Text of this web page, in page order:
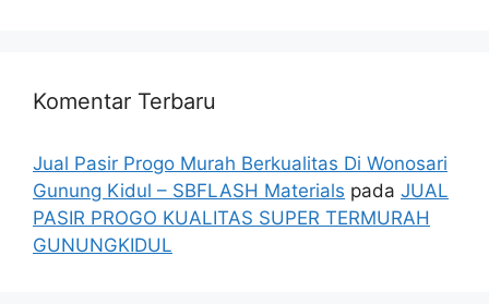
Komentar Terbaru
Jual Pasir Progo Murah Berkualitas Di Wonosari
Gunung Kidul – SBFLASH Materials pada JUAL
PASIR PROGO KUALITAS SUPER TERMURAH
GUNUNGKIDUL